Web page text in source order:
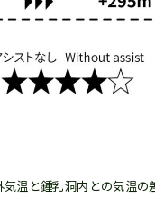
温と鍾乳洞内との気温の